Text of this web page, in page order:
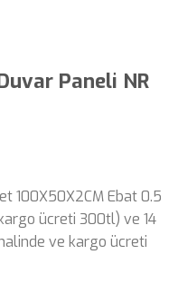
Paneli NR
100X50X2CM Ebat 0.5
ücreti 300tl) ve 14
ve kargo ücreti